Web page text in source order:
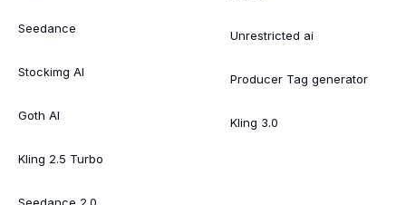
Seedance
Stockimg AI
Goth AI
Kling 2.5 Turbo
Unrestricted ai
Producer Tag generator
Kling 3.0